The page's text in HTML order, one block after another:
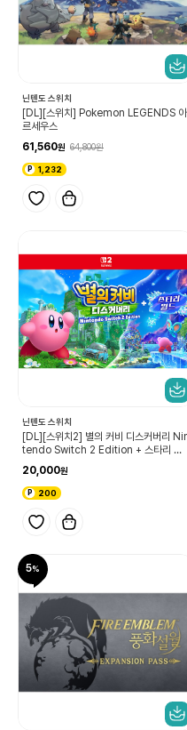
닌텐도 스위치
[DL][스위치] Pokemon LEGENDS 아
르세우스
61,560
64,800
1,232
닌텐도 스위치
[DL][스위치2] 별의 커비 디스커버리
tendo Switch 2 Edition + 스타리 월
드 업그레이드 패스
20,000
200
5